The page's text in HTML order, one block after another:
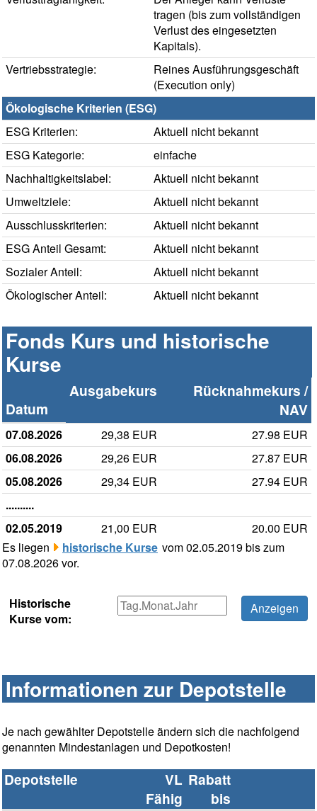
tragen (bis zum vollständigen
Verlust des eingesetzten
Kapitals).
Vertriebsstrategie:
Reines Ausführungsgeschäft
(Execution only)
Ökologische Kriterien (ESG)
ESG Kriterien:
Aktuell nicht bekannt
ESG Kategorie:
einfache
Nachhaltigkeitslabel:
Aktuell nicht bekannt
Umweltziele:
Aktuell nicht bekannt
Ausschlusskriterien:
Aktuell nicht bekannt
ESG Anteil Gesamt:
Aktuell nicht bekannt
Sozialer Anteil:
Aktuell nicht bekannt
Ökologischer Anteil:
Aktuell nicht bekannt
Fonds Kurs und historische
Kurse
Datum
Ausgabekurs
Rücknahmekurs /
NAV
07.08.2026 29,38 EUR
27.98 EUR
06.08.2026
29,26 EUR
27.87 EUR
05.08.2026
29,34 EUR
27.94 EUR
..........
02.05.2019
21,00 EUR
20.00 EUR
Es liegen
historische Kurse vom 02.05.2019 bis zum
07.08.2026 vor.
Historische
Kurse vom:
Informationen zur Depotstelle
Je nach gewählter Depotstelle ändern sich die nachfolgend
genannten Mindestanlagen und Depotkosten!
Depotstelle
VL
Fähig
Rabatt
bis